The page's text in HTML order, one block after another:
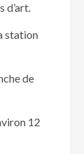
d’art.
station
de
12